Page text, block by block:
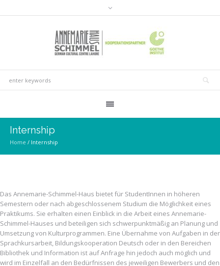
Internship
Home / Internship
Das Annemarie-Schimmel-Haus bietet für StudentInnen in höheren
Semestern oder nach abgeschlossenem Studium die Möglichkeit eines
Praktikums. Sie erhalten einen Einblick in die Arbeit eines Annemarie-
Schimmel-Hauses und beteiligen sich schwerpunktmäßig an Planung und
Umsetzung von Kulturprogrammen. Eine Übernahme von Aufgaben in der
Sprachkursarbeit, Bildungskooperation Deutsch oder in den Bereichen
Bibliothek und Information ist auf Anfrage hin jedoch auch möglich und
wird im Einzelfall an den Bedürfnissen des jeweiligen Bewerbers und den